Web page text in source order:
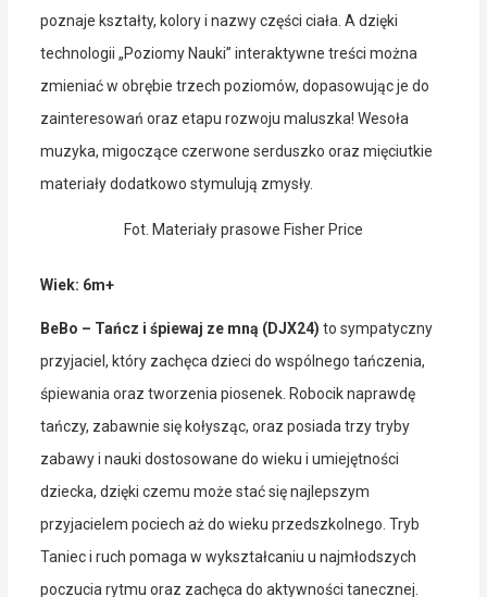
poznaje kształty, kolory i nazwy części ciała. A dzięki
technologii „Poziomy Nauki” interaktywne treści można
zmieniać w obrębie trzech poziomów, dopasowując je do
zainteresowań oraz etapu rozwoju maluszka! Wesoła
muzyka, migoczące czerwone serduszko oraz mięciutkie
materiały dodatkowo stymulują zmysły.
Fot. Materiały prasowe Fisher Price
Wiek: 6m+
BeBo – Tańcz i śpiewaj ze mną (DJX24) to sympatyczny
przyjaciel, który zachęca dzieci do wspólnego tańczenia,
śpiewania oraz tworzenia piosenek. Robocik naprawdę
tańczy, zabawnie się kołysząc, oraz posiada trzy tryby
zabawy i nauki dostosowane do wieku i umiejętności
dziecka, dzięki czemu może stać się najlepszym
przyjacielem pociech aż do wieku przedszkolnego. Tryb
Taniec i ruch pomaga w wykształcaniu u najmłodszych
poczucia rytmu oraz zachęca do aktywności tanecznej.